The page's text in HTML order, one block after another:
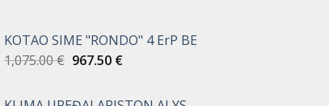
KOTAO SIME "RONDO" 4 ErP BE
1,075.00€ Izvorna
967.50 €Trenutna